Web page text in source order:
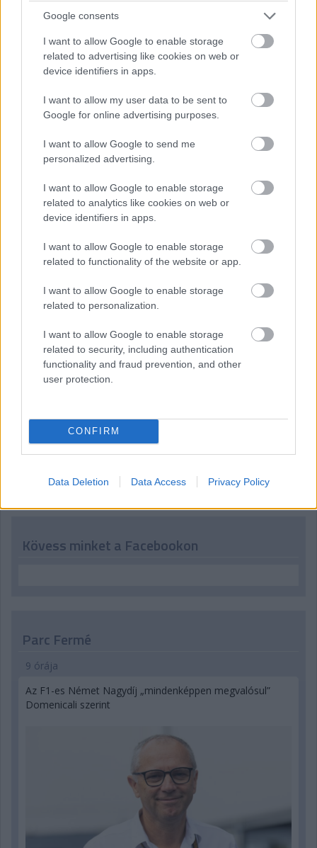
Google consents
I want to allow Google to enable storage
related to advertising like cookies on web or
device identifiers in apps.
I want to allow my user data to be sent to
Google for online advertising purposes.
I want to allow Google to send me
personalized advertising.
I want to allow Google to enable storage
related to analytics like cookies on web or
device identifiers in apps.
I want to allow Google to enable storage
related to functionality of the website or app.
I want to allow Google to enable storage
related to personalization.
I want to allow Google to enable storage
related to security, including authentication
functionality and fraud prevention, and other
user protection.
CONFIRM
Data Deletion Data Access Privacy Policy
időmérő eredményét és a rajtrácsot aligha fogja befolyásolni
egy ilyen vétség.
A kvalifikáció szempontjából egyedüli, legalább részben
támpontnak tekinthető harmadik szabadedzésen Max
megelőzve a Ferrari duóját. Összefoglaló és eredménylista
Kezdjük az időjárással: az előrejelzések alapján a harmadik
edzéshez hasonlóan nem várható eső - ugyanez viszont nem
mondható el a vasárnapi futamról, a legfrissebb jóslatok
esélye holnap Suzukában.
Köszöntjük ismét - vagy a most ébredőket először - az
olvasókat, tíz perc múlva jön az F1-es Japán Nagydíj időmérő
edzése, kövessétek velünk!
Hallgasd meg a Formula Podcast
legfrissebb adását!
Kövess minket a Facebookon
Parc Fermé
9 órája
Az F1-es Német Nagydíj „mindenképpen megvalósul”
Domenicali szerint